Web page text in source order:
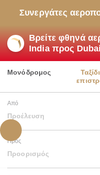
Συνεργάτες
Βρείτε φθηνά
India προς Dubai
Μονόδρομος
Από
Προέλευση
Προς
Προορισμός